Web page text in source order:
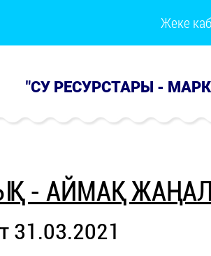
Жеке
"СУ РЕСУРСТАРЫ -
- АЙМАҚ
31.03.2021